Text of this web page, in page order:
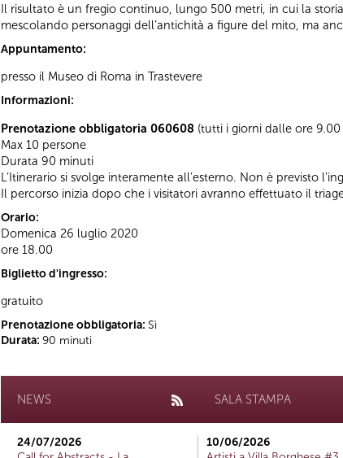
Il risultato è un fregio continuo, lungo 500 metri, in cui la
mescolando personaggi dell’antichità a figure del mito, ma
Appuntamento:
presso il Museo di Roma in Trastevere
Informazioni:
Prenotazione obbligatoria 060608 (tutti i giorni dalle ore 9.00
Max 10 persone
Durata 90 minuti
L’Itinerario si svolge interamente all’esterno. Non è previsto
Il percorso inizia dopo che i visitatori avranno effettuato il
Orario:
Domenica 26 luglio 2020
ore 18.00
Biglietto d'ingresso:
gratuito
Prenotazione obbligatoria: Sì
Durata: 90 minuti
NEWS
24/07/2026
SALA STAMPA
10/06/2026